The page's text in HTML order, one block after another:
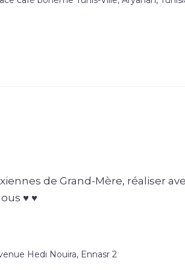
de Grand-Mère, réaliser
♥ ♥
Hedi Nouira, Ennasr 2